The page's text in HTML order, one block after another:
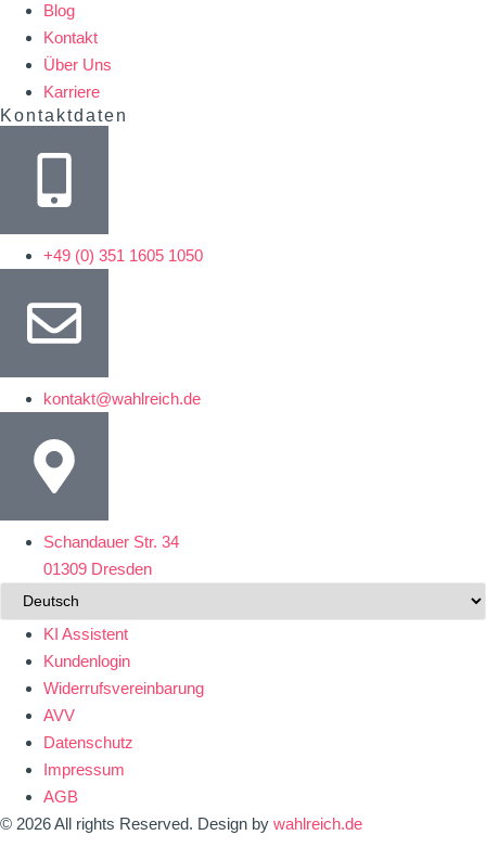
Blog
Kontakt
Über Uns
Karriere
Kontaktdaten
+49 (0) 351 1605 1050
kontakt@wahlreich.de
Schandauer Str. 34
01309 Dresden
KI Assistent
Kundenlogin
Widerrufsvereinbarung
AVV
Datenschutz
Impressum
AGB
© 2026 All rights Reserved. Design by wahlreich.de